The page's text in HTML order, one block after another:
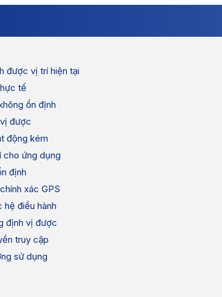
được vị trí hiện tại
tế
ổn định
được
động kém
cho ứng dụng
định
xác GPS
hệ điều hành
định vị được
truy cập
sử dụng